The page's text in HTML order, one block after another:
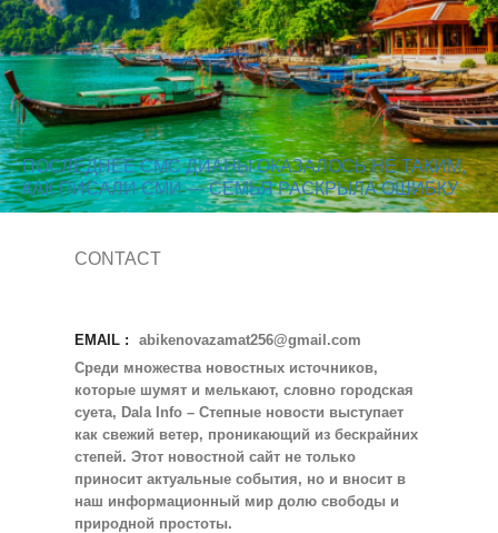
ПОСЛЕДНЕЕ СМС ДИАНЫ ОКАЗАЛОСЬ НЕ ТАКИМ,
КАК ПИСАЛИ СМИ — СЕМЬЯ РАСКРЫЛА ОШИБКУ
CONTACT
EMAIL :
abikenovazamat256@gmail.com
Среди множества новостных источников,
которые шумят и мелькают, словно городская
суета, Dala Info – Степные новости выступает
как свежий ветер, проникающий из бескрайних
степей. Этот новостной сайт не только
приносит актуальные события, но и вносит в
наш информационный мир долю свободы и
природной простоты.